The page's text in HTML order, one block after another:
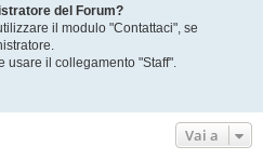
del Forum?
il modulo "Contattaci", se
usare il collegamento "Staff".
Vai a